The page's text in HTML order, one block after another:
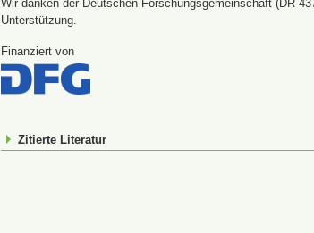
Wir danken der Deutschen Forschungsgemeinschaft (DR
Unterstützung.
Finanziert von
Zitierte Literatur